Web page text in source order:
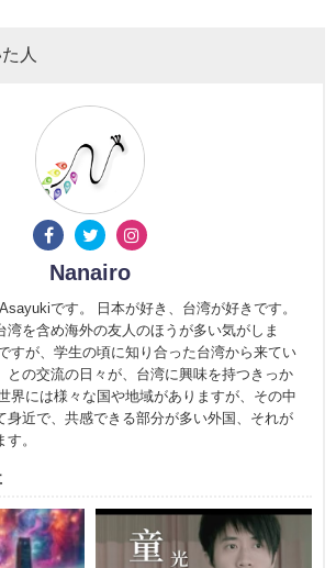
人
Nanairo
です。 日本が好き、台湾が好きです。
湾を含め海外の友人のほうが多い気がしま
すが、学生の頃に知り合った台湾から来てい
との交流の日々が、台湾に興味を持つきっか
界には様々な国や地域がありますが、その中
身近で、共感できる部分が多い外国、それが
。